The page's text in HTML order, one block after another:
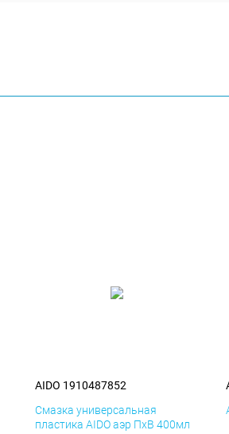
AIDO 1910487852
Смазка универсальная
пластика AIDO аэр ПхВ 400мл